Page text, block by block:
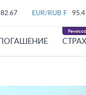
82.67 EUR/RUB F 95.4
ПОГАШЕНИЕ